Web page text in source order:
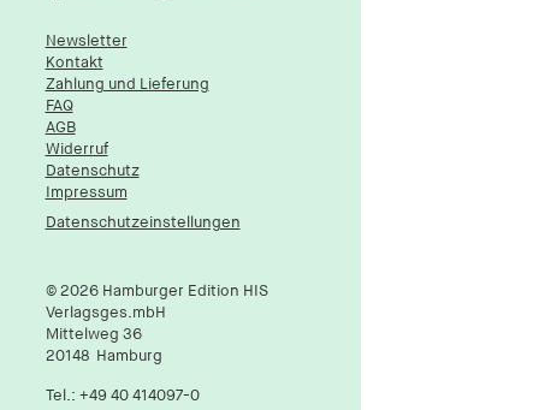
Newsletter
Kontakt
Zahlung und Lieferung
FAQ
AGB
Widerruf
Datenschutz
Impressum
Datenschutzeinstellungen
© 2026 Hamburger Edition HIS
Verlagsges.mbH
Mittelweg 36
20148
Hamburg
Tel.: +49 40 414097-0